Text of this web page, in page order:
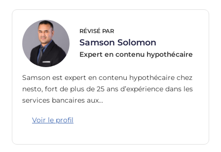
RÉVISÉ PAR
Samson Solomon
Expert en contenu hypothécaire
Samson est expert en contenu hypothécaire chez
nesto, fort de plus de 25 ans d’expérience dans les
services bancaires aux…
Voir le profil